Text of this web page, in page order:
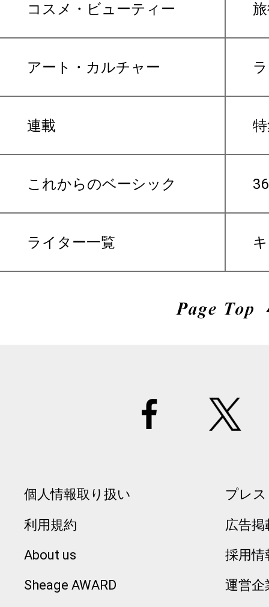
コスメ・ビューティー
アート・カルチャー
連載
これからのベーシック
ライター一覧
個人情報取り扱い
利用規約
About us
Sheage AWARD
プレ
広告掲
採用情
運営企